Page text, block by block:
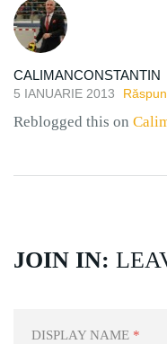
CALIMANCONSTANTIN
5 IANUARIE 2013
Reblogged this on
JOIN IN:
DISPLAY NAME *